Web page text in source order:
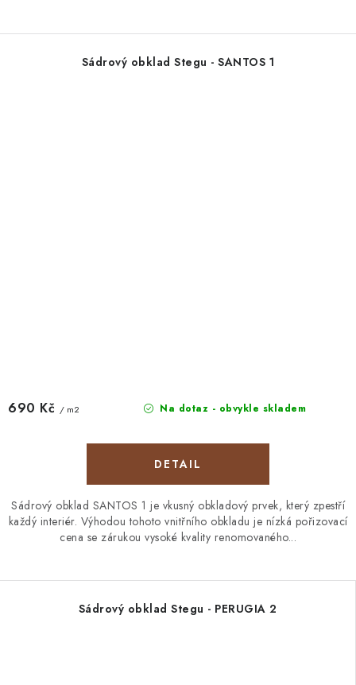
Sádrový obklad Stegu - SANTOS 1
Na dotaz - obvykle skladem
690 Kč / m2
Sádrový obklad SANTOS 1 je vkusný obkladový prvek, který zpestří
každý interiér. Výhodou tohoto vnitřního obkladu je nízká pořizovací
cena se zárukou vysoké kvality renomovaného...
Sádrový obklad Stegu - PERUGIA 2